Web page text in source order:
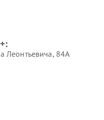
Леонтьевича, 84А